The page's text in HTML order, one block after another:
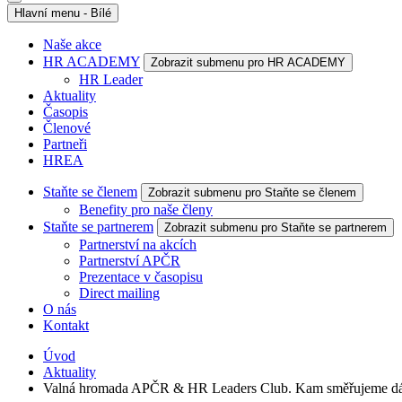
Hlavní menu - Bílé
Naše akce
HR ACADEMY
Zobrazit submenu pro HR ACADEMY
HR Leader
Aktuality
Časopis
Členové
Partneři
HREA
Staňte se členem Zobrazit submenu pro Staňte se členem
Benefity pro naše členy
Staňte se partnerem
Zobrazit submenu pro Staňte se partnerem
Partnerství na akcích
Partnerství APČR
Prezentace v časopisu
Direct mailing
O nás
Kontakt
Úvod
Aktuality
Valná hromada APČR & HR Leaders Club. Kam směřujeme